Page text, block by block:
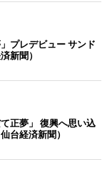
プレデビュー サンド
新聞）
正夢」 復興へ思い込
台経済新聞）